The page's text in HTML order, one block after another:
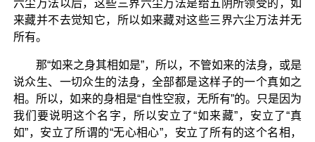
六尘万法以后，这些三界六尘万法是给五阴所领受的，如
来藏并不去觉知它，所以如来藏对这些三界六尘万法并无
所有。
那“如来之身其相如是”，所以，不管如来的法身，或是
说众生、一切众生的法身，全部都是这样子的一个真如之
相。所以，如来的身相是“自性空寂，无所有”的。只是因为
我们要说明这个名字，所以安立了“如来藏”，安立了“真
如”，安立了所谓的“无心相心”，安立了所有的这个名相，